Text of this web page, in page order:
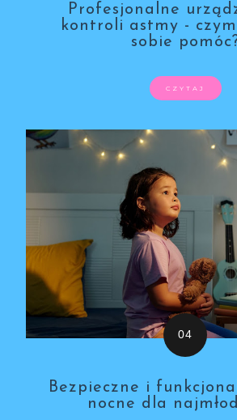
Profesjonalne
kontroli astmy -
sobie
CZYTAJ
Bezpieczne i
nocne dla